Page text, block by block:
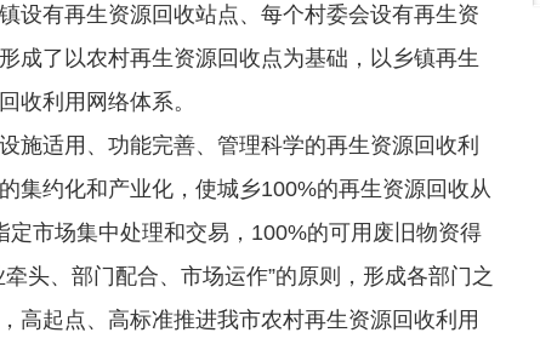
设有再生资源回收站点、每个村委会设有再生资
成了以农村再生资源回收点为基础，以乡镇再生
收利用网络体系。
适用、功能完善、管理科学的再生资源回收利
集约化和产业化，使城乡100%的再生资源回收从
市场集中处理和交易，100%的可用废旧物资得
头、部门配合、市场运作”的原则，形成各部门之
高起点、高标准推进我市农村再生资源回收利用